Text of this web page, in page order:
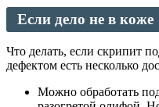
Если дело не в коже
Что делать, если скрипит
дефектом есть несколько
Можно обработать